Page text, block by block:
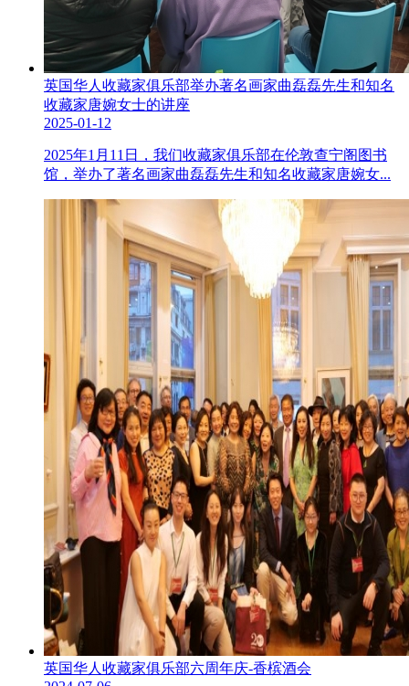
英国华人收藏家俱乐部举办著名画家曲磊磊先生和知名
收藏家唐婉女士的讲座
2025-01-12
2025年1月11日，我们收藏家俱乐部在伦敦查宁阁图书
馆，举办了著名画家曲磊磊先生和知名收藏家唐婉女...
英国华人收藏家俱乐部六周年庆-香槟酒会